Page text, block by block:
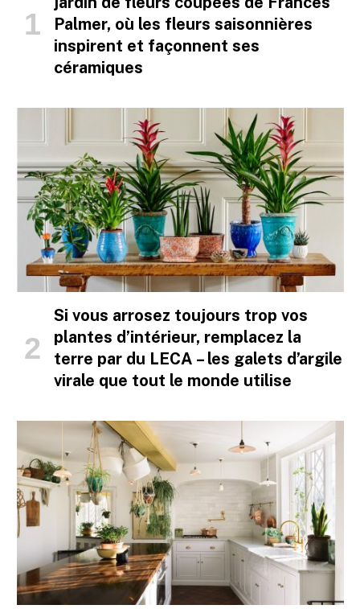
Palmer, où les fleurs saisonnières
inspirent et façonnent ses
céramiques
Si vous arrosez toujours trop vos
plantes d’intérieur, remplacez la
terre par du LECA – les galets d’argile
virale que tout le monde utilise